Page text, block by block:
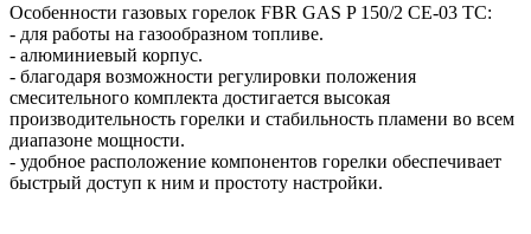
Особенности газовых горелок FBR GAS P 150/2 CE-03 TC:
- для работы на газообразном топливе.
- алюминиевый корпус.
- благодаря возможности регулировки положения
смесительного комплекта достигается высокая
производительность горелки и стабильность пламени во всем
диапазоне мощности.
- удобное расположение компонентов горелки обеспечивает
быстрый доступ к ним и простоту настройки.